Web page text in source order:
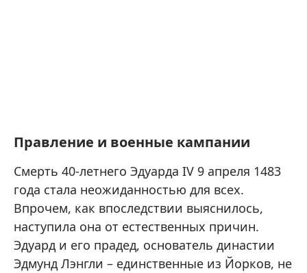
Правление и военные кампании
Смерть 40-летнего Эдуарда IV 9 апреля 1483
года стала неожиданностью для всех.
Впрочем, как впоследствии выяснилось,
наступила она от естественных причин.
Эдуард и его прадед, основатель династии
Эдмунд Лэнгли – единственные из Йорков, не